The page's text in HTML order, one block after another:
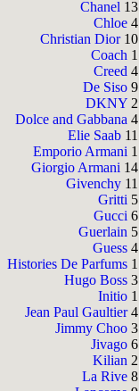
Chanel 13
Chloe 4
Christian Dior 10
Coach 1
Creed 4
De Siso 9
DKNY 2
Dolce and Gabbana 4
Elie Saab 11
Emporio Armani 1
Giorgio Armani 14
Givenchy 11
Gritti 5
Gucci 6
Guerlain 5
Guess 4
Histories De Parfums 1
Hugo Boss 3
Initio 1
Jean Paul Gaultier 4
Jimmy Choo 3
Jivago 6
Kilian 2
La Rive 8